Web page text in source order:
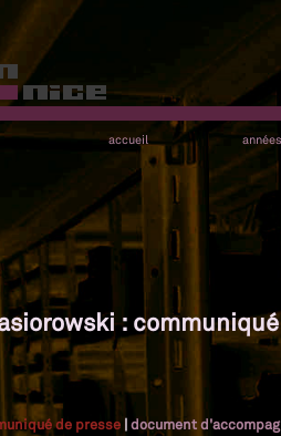
accueil années
:
de presse |document